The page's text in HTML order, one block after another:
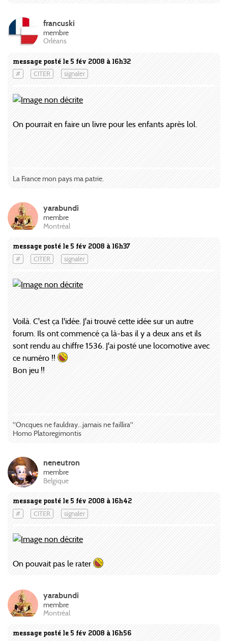
message posté le 5 fév 2008 à 16h32
# CITER signaler
francuski
membre
Orléans
On pourrait en faire un livre pour les enfants après lol.
La France mon pays ma patrie.
message posté le 5 fév 2008 à 16h37
# CITER signaler
yarabundi
membre
Montréal
Voilà. C'est ça l'idée. J'ai trouvé cette idée sur un autre
forum. Ils ont commencé ça là-bas il y a deux ans et ils
sont rendu au chiffre 1536. J'ai posté une locomotive avec
ce numéro !!
Bon jeu !!
"Oncques ne fauldray...jamais ne faillira"
Homo Platoregimontis
message posté le 5 fév 2008 à 16h42
# CITER signaler
neneutron
membre
Belgique
On pouvait pas le rater
message posté le 5 fév 2008 à 16h56
yarabundi
membre
Montréal